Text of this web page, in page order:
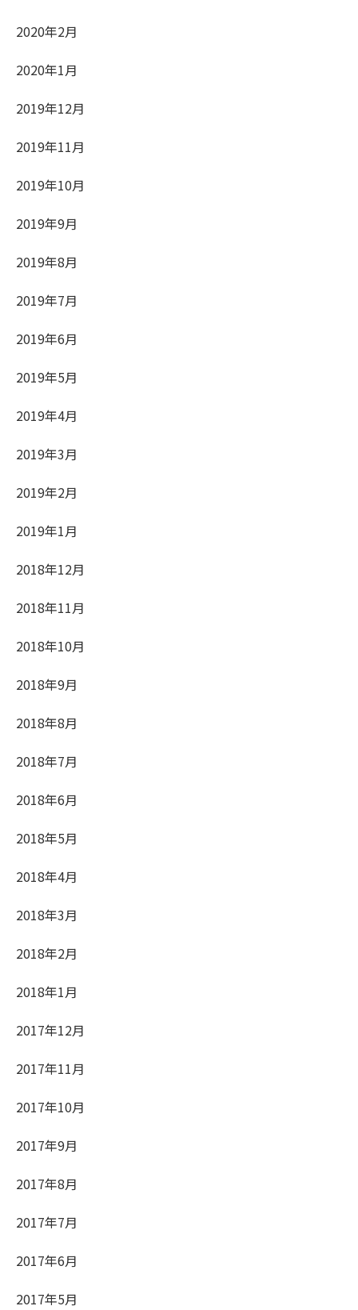
2020年2月
2020年1月
2019年12月
2019年11月
2019年10月
2019年9月
2019年8月
2019年7月
2019年6月
2019年5月
2019年4月
2019年3月
2019年2月
2019年1月
2018年12月
2018年11月
2018年10月
2018年9月
2018年8月
2018年7月
2018年6月
2018年5月
2018年4月
2018年3月
2018年2月
2018年1月
2017年12月
2017年11月
2017年10月
2017年9月
2017年8月
2017年7月
2017年6月
2017年5月